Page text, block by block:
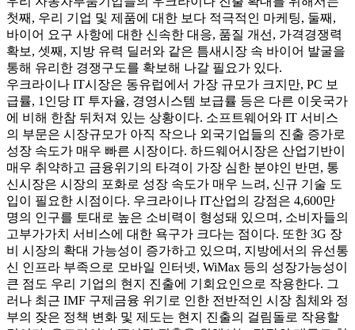
첫째, 우리 기업 및 제품에 대한 보다 적극적인 마케팅, 둘째,
바이어 요구 사항에 대한 신속한 대응, 품질 개선, 가격경쟁력
확보, 셋째, 지방 유력 딜러와 같은 틈새시장 속 바이어 발굴을
통해 유리한 경쟁구도를 확보해 나갈 필요가 있다.
우크라이나 IT시장은 동유럽에서 가장 규모가 크지만, PC 보
급률, 1인당 IT 투자율, 경영시스템 보급률 등은 다른 이웃국가
에 비해 한참 뒤처져 있는 상황이다. 소프트웨어와 IT 서비스
의 부문은 시장규모가 아직 작으나 외국기업들의 진출 증가로
성장 속도가 매우 빠른 시장이다. 하드웨어시장은 산업기반이
매우 취약하고 금융위기의 타격이 가장 심한 분야인 반면, 통
신시장은 시장의 포화로 성장 속도가 매우 느려, 신규 기술 도
입이 필요한 시점이다. 우크라이나 IT산업의 강점은 4,600만
명의 인구를 토대로 높은 소비력이 형성돼 있으며, 소비자들의
고부가가치 서비스에 대한 욕구가 크다는 점이다. 또한 3G 장
비 시장의 확대 가능성이 증가하고 있으며, 지방에서의 유선통
신 인프라 부족으로 모바일 인터넷, WiMax 등의 성장가능성이
큰 점도 우리 기업의 현지 진출에 기회요인으로 작용한다. 그
러나 최근 IMF 구제금융 위기로 인한 전반적인 시장 침체와 정
부의 잦은 정책 변화 및 제도는 현지 진출의 걸림돌로 작용할